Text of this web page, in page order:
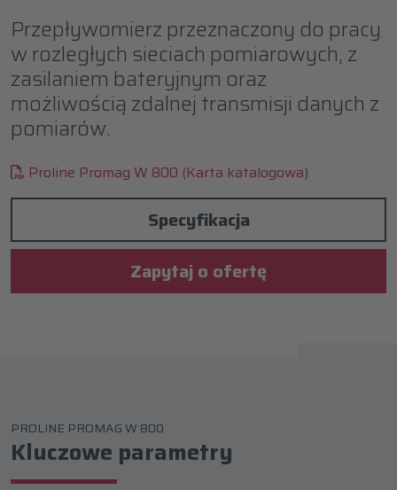
Przepływomierz przeznaczony do pracy
w rozległych sieciach pomiarowych, z
zasilaniem bateryjnym oraz
możliwością zdalnej transmisji danych z
pomiarów.
Proline Promag W 800 (Karta katalogowa)
Specyfikacja
Zapytaj o ofertę
PROLINE PROMAG W 800
Kluczowe parametry